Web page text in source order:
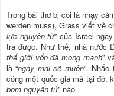
Trong bài thơ bị coi là nhạy
werden muss), Grass viết về
lực nguyên tử” của Israel
tra được. Như thế, nhà nước
thế giới vốn đã mong manh”
là “ngày mai sẽ muộn”.
công một quốc gia mà tại đó,
bom nguyên tử” nào.